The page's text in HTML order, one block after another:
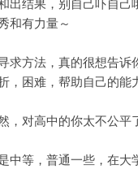
出结果，别自己吓自己
和有力量～
求方法，真的很想告诉
，困难，帮助自己的能
，对高中的你太不公平
中等，普通一些，在